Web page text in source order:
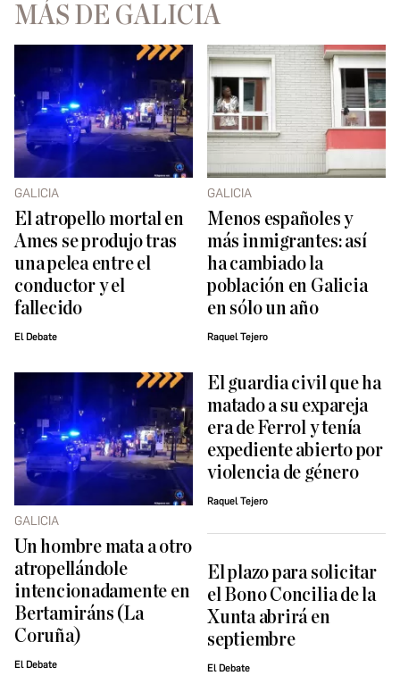
MÁS DE GALICIA
GALICIA
El atropello mortal en
Ames se produjo tras
una pelea entre el
conductor y el
fallecido
El Debate
GALICIA
Menos españoles y
más inmigrantes: así
ha cambiado la
población en Galicia
en sólo un año
Raquel Tejero
GALICIA
Un hombre mata a otro
atropellándole
intencionadamente en
Bertamiráns (La
Coruña)
El Debate
El guardia civil que ha
matado a su expareja
era de Ferrol y tenía
expediente abierto por
violencia de género
Raquel Tejero
El plazo para solicitar
el Bono Concilia de la
Xunta abrirá en
septiembre
El Debate